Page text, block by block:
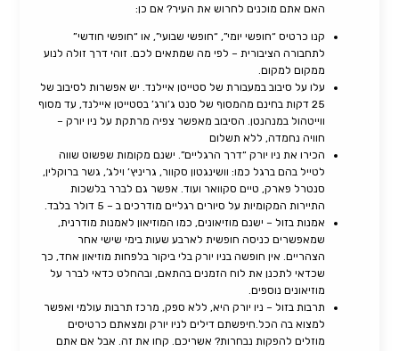
האם אתם מוכנים לחרוש את העיר? אם כן:
קנו כרטיס “חופשי יומי”, “חופשי שבועי”, או “חופשי חודשי”
לתחבורה הציבורית – לפי מה שמתאים לכם. זוהי דרך זולה לנוע
ממקום למקום.
עלו על סיבוב במעבורת של סטייטן איילנד. יש אפשרות לסיבוב של
25 דקות בחינם מהמסוף של סנט ג’ורג’ בסטייטן איילנד, עד מסוף
ווייטהול במנהנטן. הסיבוב מאפשר צפיה מרתקת על ניו יורק –
חוויה נחמדה, ללא תשלום
הכירו את ניו יורק “דרך הרגליים”. ישנם מקומות שפשוט שווה
לטייל בהם ברגל כמו: וושינגטון סקוור, גריניץ’ וילג’, גשר ברוקלין,
סנטרל פארק, טיים סקוואר ועוד. אפשר גם לברר בלשכות
התיירות המקומיות על סיורים רגליים מודרכים ב – 5 דולר בלבד.
אמנות בזול – ישנם מוזיאונים, כמו המוזיאון לאמנות מודרנית,
שמאפשרים כניסה חופשית לארבע שעות בימי שישי אחר
הצהריים. אין חופשה בניו יורק בלי ביקור בלפחות מוזיאון אחד, כך
שכדאי לתכנן את לוח הזמנים בהתאם, ובהחלט כדאי לברר על
מוזיאונים נוספים.
תרבות בזול – ניו יורק היא, ללא ספק, מרכז תרבות עולמי ואפשר
למצוא בה הכל.חיפשתם דילים לניו יורק ומצאתם כרטיסים
מוזלים להפקות נבחרות? אשריכם. קחו את זה. אבל אם אתם